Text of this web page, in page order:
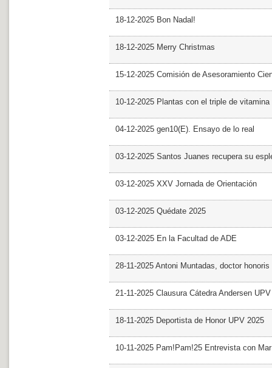
18-12-2025 Bon Nadal!
18-12-2025 Merry Christmas
15-12-2025 Comisión de Asesoramiento
10-12-2025 Plantas con el triple de vitamina
04-12-2025 gen10(E). Ensayo de lo real
03-12-2025 Santos Juanes recupera su
03-12-2025 XXV Jornada de Orientación
03-12-2025 Quédate 2025
03-12-2025 En la Facultad de ADE
28-11-2025 Antoni Muntadas, doctor
21-11-2025 Clausura Cátedra Andersen UPV
18-11-2025 Deportista de Honor UPV 2025
10-11-2025 Pam!Pam!25 Entrevista con